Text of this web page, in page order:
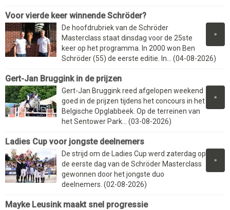
Voor vierde keer winnende Schröder?
»
De hoofdrubriek van de Schröder
Masterclass staat dinsdag voor de 25ste
keer op het programma. In 2000 won Ben
Schröder (55) de eerste editie. In... (04-08-2026)
Gert-Jan Bruggink in de prijzen
»
Gert-Jan Bruggink reed afgelopen weekend
goed in de prijzen tijdens het concours in het
Belgische Opglabbeek. Op de terreinen van
het Sentower Park... (03-08-2026)
Ladies Cup voor jongste deelnemers
»
De strijd om de Ladies Cup werd zaterdag op
de eerste dag van de Schröder Masterclass
gewonnen door het jongste duo
deelnemers. (02-08-2026)
Mayke Leusink maakt snel progressie